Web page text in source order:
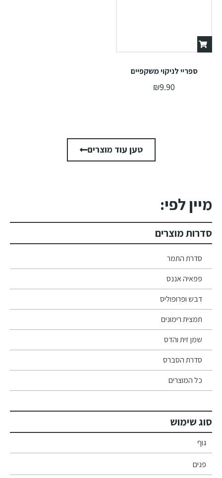
מיין לפי:
סדרות מוצרים
סדרת התמר
פפאיה אננס
דבש ופרופוליס
תמצית רימונים
שמן זית והדס
סדרת הסברס
כל המוצרים
סוג שימוש
גוף
פנים
ספריי לניקוי משקפיים
₪9.90
טען עוד מוצרים